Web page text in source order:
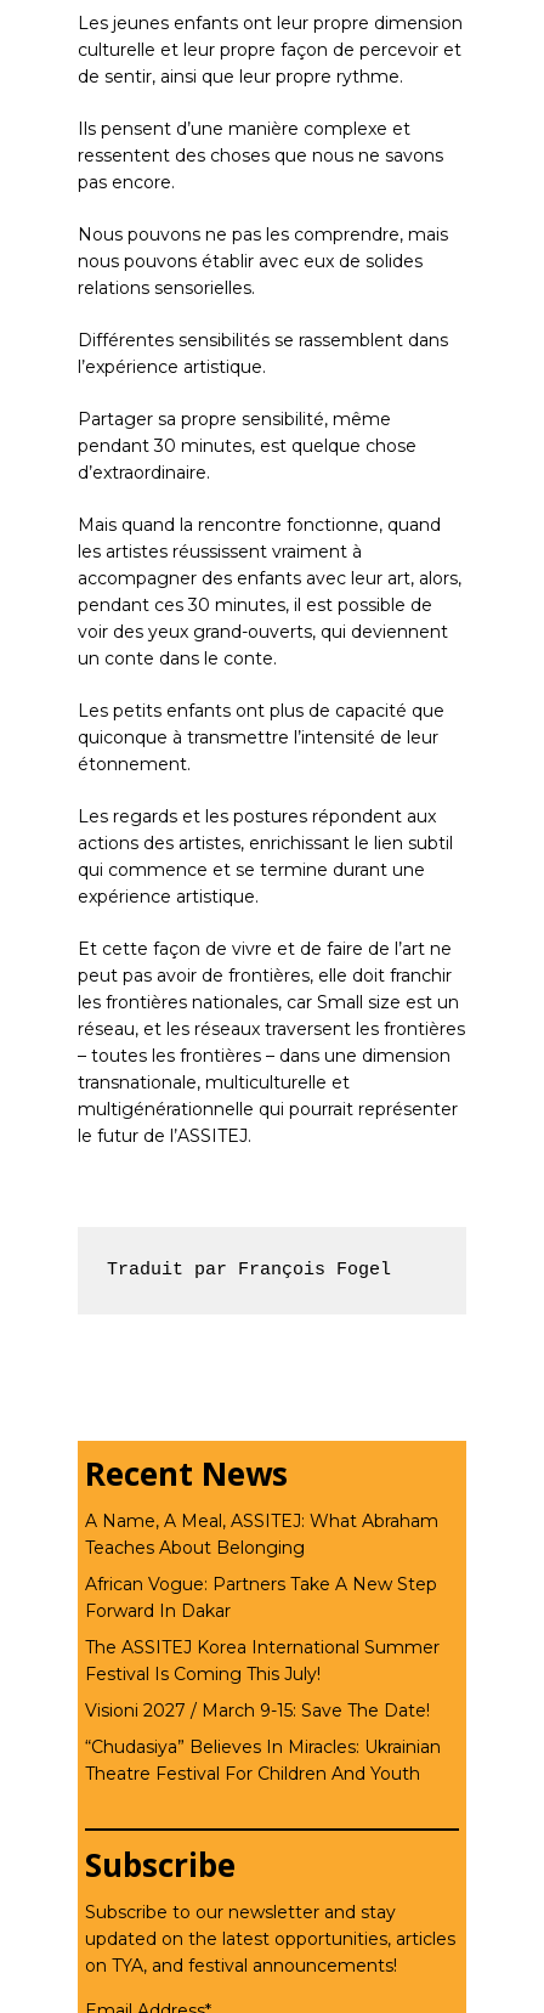
Les jeunes enfants ont leur propre dimension
culturelle et leur propre façon de percevoir et
de sentir, ainsi que leur propre rythme.
Ils pensent d’une manière complexe et
ressentent des choses que nous ne savons
pas encore.
Nous pouvons ne pas les comprendre, mais
nous pouvons établir avec eux de solides
relations sensorielles.
Différentes sensibilités se rassemblent dans
l’expérience artistique.
Partager sa propre sensibilité, même
pendant 30 minutes, est quelque chose
d’extraordinaire.
Mais quand la rencontre fonctionne, quand
les artistes réussissent vraiment à
accompagner des enfants avec leur art, alors,
pendant ces 30 minutes, il est possible de
voir des yeux grand-ouverts, qui deviennent
un conte dans le conte.
Les petits enfants ont plus de capacité que
quiconque à transmettre l’intensité de leur
étonnement.
Les regards et les postures répondent aux
actions des artistes, enrichissant le lien subtil
qui commence et se termine durant une
expérience artistique.
Et cette façon de vivre et de faire de l’art ne
peut pas avoir de frontières, elle doit franchir
les frontières nationales, car Small size est un
réseau, et les réseaux traversent les frontières
– toutes les frontières – dans une dimension
transnationale, multiculturelle et
multigénérationnelle qui pourrait représenter
le futur de l’ASSITEJ.
Traduit par François Fogel
Recent News
A Name, A Meal, ASSITEJ: What Abraham
Teaches About Belonging
African Vogue: Partners Take A New Step
Forward In Dakar
The ASSITEJ Korea International Summer
Festival Is Coming This July!
Visioni 2027 / March 9-15: Save The Date!
“Chudasiya” Believes In Miracles: Ukrainian
Theatre Festival For Children And Youth
Subscribe
Subscribe to our newsletter and stay
updated on the latest opportunities, articles
on TYA, and festival announcements!